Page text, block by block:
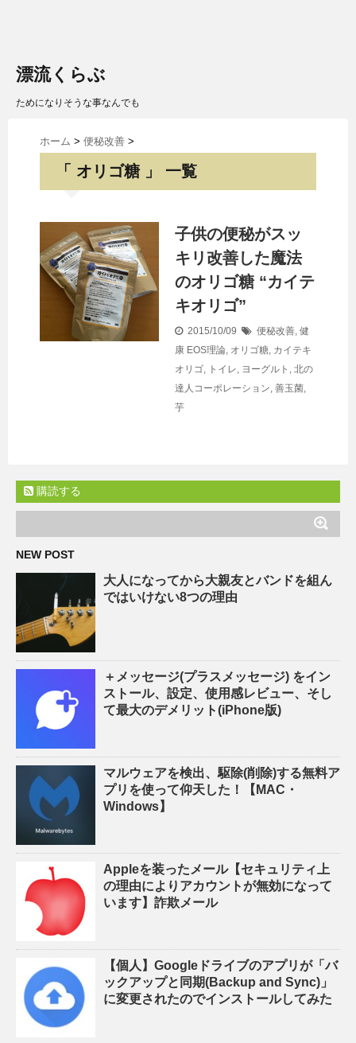
漂流くらぶ
ためになりそうな事なんでも
ホーム > 便秘改善 >
「 オリゴ糖 」 一覧
子供の便秘がスッ
キリ改善した魔法
のオリゴ糖 “カイテ
キオリゴ”
2015/10/09 便秘改善, 健
康 EOS理論, オリゴ糖, カイテキ
オリゴ, トイレ, ヨーグルト , 北の
達人コーポレーション, 善玉菌,
芋
購読する
NEW POST
大人になってから大親友とバンドを組ん
ではいけない8つの理由
＋メッセージ(プラスメッセージ) をイン
ストール、設定、使用感レビュー、そし
て最大のデメリット(iPhone版)
マルウェアを検出、駆除(削除)する無料ア
プリを使って仰天した！【MAC・
Windows】
Appleを装ったメール【セキュリティ上
の理由によりアカウントが無効になって
います】詐欺メール
【個人】Googleドライブのアプリが「バ
ックアップと同期(Backup and Sync)」
に変更されたのでインストールしてみた